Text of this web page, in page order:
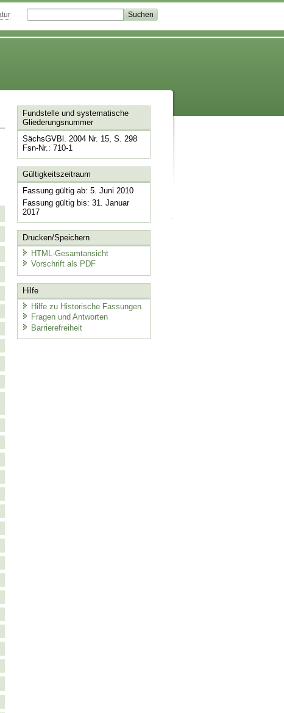
Fundstelle und systematische
Gliederungsnummer
SächsGVBl. 2004 Nr. 15, S. 298
Fsn-Nr.: 710-1
Gültigkeitszeitraum
Fassung gültig ab: 5. Juni 2010
Fassung gültig bis: 31. Januar
2017
Drucken/Speichern
HTML-Gesamtansicht
Vorschrift als PDF
Hilfe
Hilfe zu Historische Fassungen
Fragen und Antworten
Barrierefreiheit